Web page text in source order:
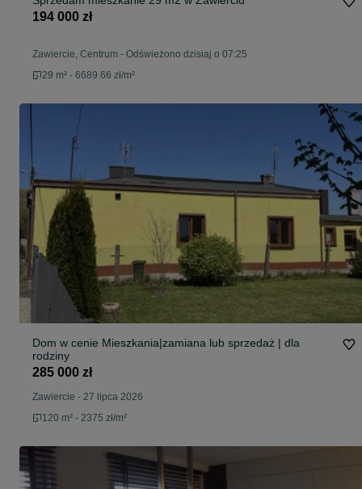
194 000 zł
Zawiercie, Centrum - Odświeżono dzisiaj o 07:25
29 m² - 6689.66 zł/m²
Dom w cenie Mieszkania|zamiana lub sprzedaż | dla
rodziny
285 000 zł
Zawiercie - 27 lipca 2026
120 m² - 2375 zł/m²